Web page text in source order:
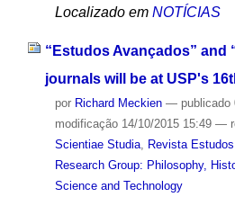
Localizado em NOTÍCIAS
“Estudos Avançados” and
journals will be at USP's
por Richard Meckien — publicado
modificação14/10/2015 15:49 —
Scientiae Studia, Revista
Research Group: Philosophy,
Science and Technology